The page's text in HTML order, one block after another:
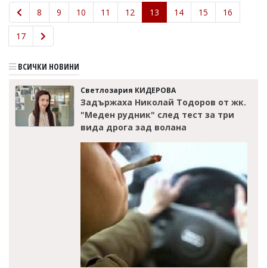
8
9 10 11 12 13 14 15 16
17
ВСИЧКИ НОВИНИ
Светлозария КИДЕРОВА
Задържаха Николай Тодоров от жк.
"Меден рудник" след тест за три
вида дрога зад волана